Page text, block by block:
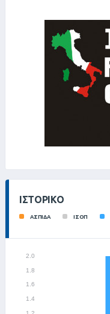
ΙΣΤΟΡΙΚΌ
ΑΣΠΙΔΑ ΙΣΟΠ